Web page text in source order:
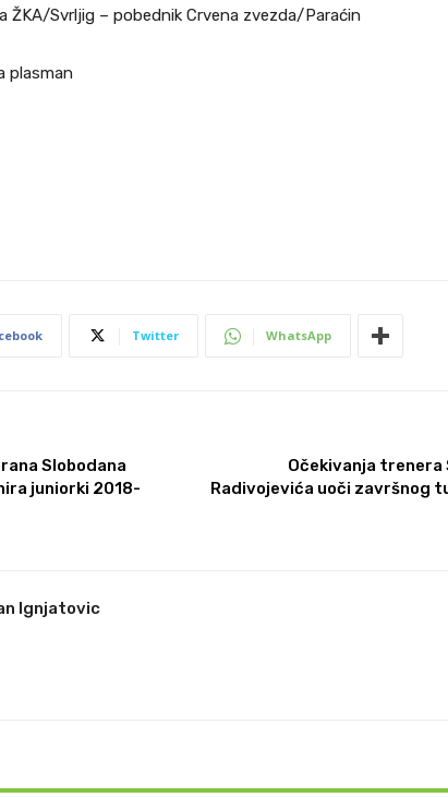
ŽKA/Svrljig – pobednik Crvena zvezda/Paraćin
plasman
Twitter WhatsApp
Slobodana
juniorki 2018-
Očekivanja trenera
Radivojevića uoči završnog
Ignjatovic